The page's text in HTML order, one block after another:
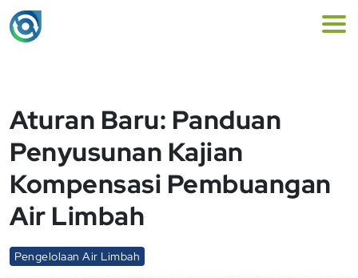
Aturan Baru: Panduan
Penyusunan Kajian
Kompensasi Pembuangan
Air Limbah
Pengelolaan Air Limbah